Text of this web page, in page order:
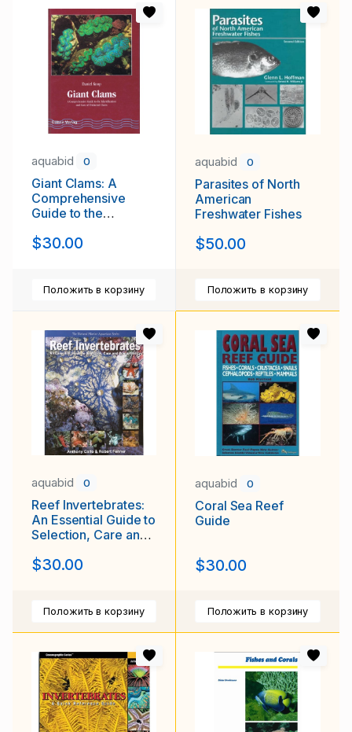
aquabid 0
Giant Clams: A
Comprehensive
Guide to the
Care of Tridacnid
$30.00
Положить в корзину
aquabid 0
Parasites of North
American
Freshwater Fishes
$50.00
Положить в корзину
aquabid 0
Reef Invertebrates:
An Essential Guide to
Selection, Care and
$30.00
Положить в корзину
aquabid 0
Coral Sea Reef
Guide
$30.00
Положить в корзину